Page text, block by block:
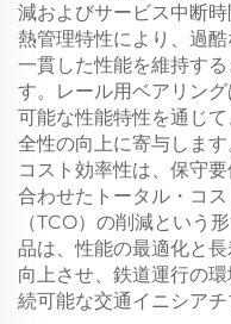
減およびサービス中断
熱管理特性により、過
一貫した性能を維持す
す。レール用ベアリン
可能な性能特性を通じ
全性の向上に寄与しま
コスト効率性は、保守
合わせたトータル・コ
（TCO）の削減という
品は、性能の最適化と
向上させ、鉄道運行の
続可能な交通イニシアチ